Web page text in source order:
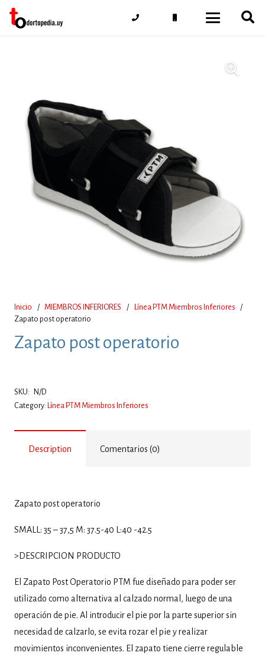
Inicio / MIEMBROS INFERIORES / Línea PTM Miembros Inferiores
/
Zapato post operatorio
Zapato post operatorio
SKU: N/D
Category: Línea PTM Miembros Inferiores
Description Comentarios (0)
Zapato post operatorio
SMALL: 35 – 37,5 M: 37.5-40 L:40 -42.5
>DESCRIPCION PRODUCTO
El Zapato Post Operatorio PTM fue diseñado para poder ser
utilizado como alternativa al calzado normal, luego de una
operación de pie. Al introducir el pie por la parte superior sin
necesidad de calzarlo, se evita rozar el pie y realizar
movimientos inconvenientes. El zapato tiene cierre regulable